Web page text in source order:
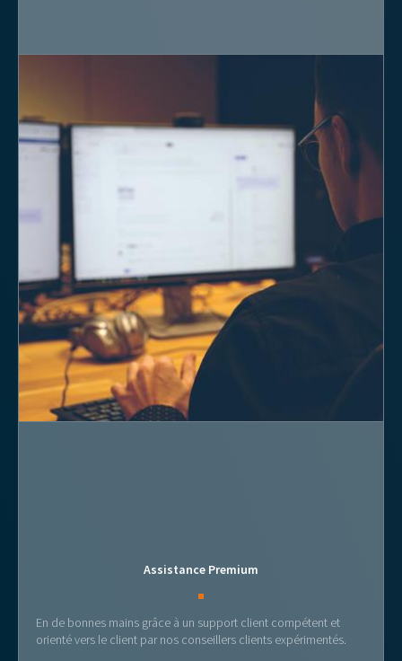
Assistance Premium
En de bonnes mains grâce à un support client compétent et
orienté vers le client par nos conseillers clients expérimentés.